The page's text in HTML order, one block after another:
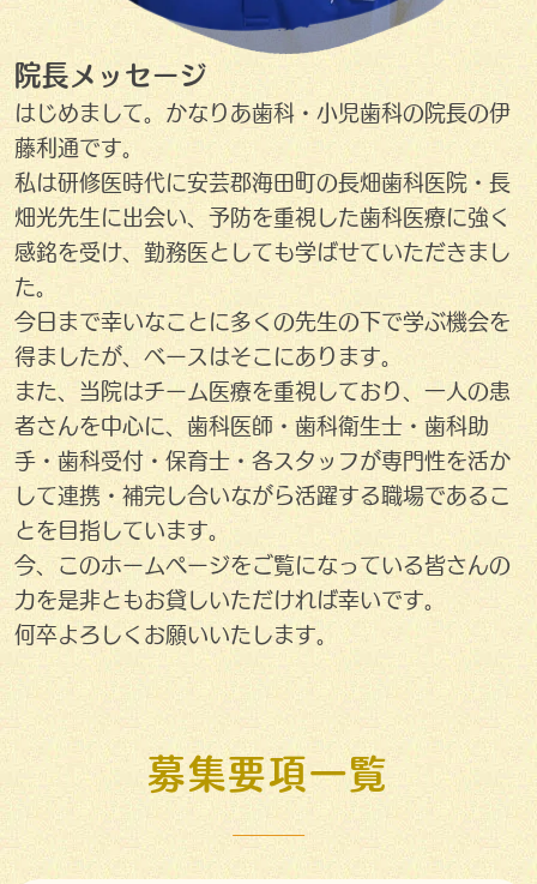
院長メッセージ
はじめまして。かなりあ歯科・小児歯科の院長の伊
藤利通です。
私は研修医時代に安芸郡海田町の長畑歯科医院・長
畑光先生に出会い、予防を重視した歯科医療に強く
感銘を受け、勤務医としても学ばせていただきまし
た。
今日まで幸いなことに多くの先生の下で学ぶ機会を
得ましたが、ベースはそこにあります。
また、当院はチーム医療を重視しており、一人の患
者さんを中心に、歯科医師・歯科衛生士・歯科助
手・歯科受付・保育士・各スタッフが専門性を活か
して連携・補完し合いながら活躍する職場であるこ
とを目指しています。
今、このホームページをご覧になっている皆さんの
力を是非ともお貸しいただければ幸いです。
何卒よろしくお願いいたします。
募集要項一覧